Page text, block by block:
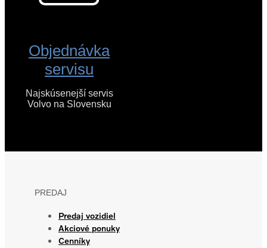
Objednávka
servisu
Najskúsenejší servis
Volvo na Slovensku
PREDAJ
Predaj vozidiel
Akciové ponuky
Cenníky